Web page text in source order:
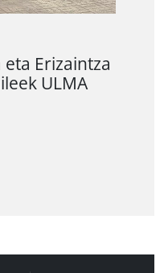
Erizaintza
ULMA